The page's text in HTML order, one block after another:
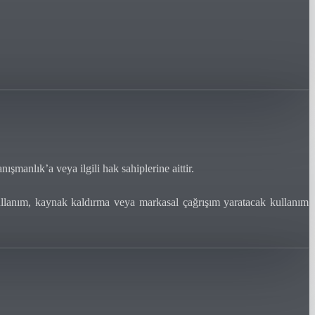
veya ilgili hak sahiplerine aittir.
kaynak kaldırma veya markasal çağrışım yaratacak kullanım